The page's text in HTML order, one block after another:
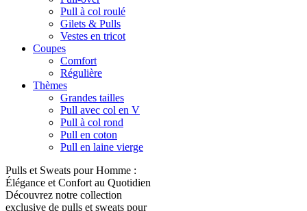
Pull à col roulé
Gilets & Pulls
Vestes en tricot
Coupes
Comfort
Régulière
Thèmes
Grandes tailles
Pull avec col en V
Pull à col rond
Pull en coton
Pull en laine vierge
Pulls et Sweats pour Homme :
Élégance et Confort au Quotidien
Découvrez notre collection
exclusive de pulls et sweats pour